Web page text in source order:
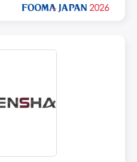
を配置する必要がない。